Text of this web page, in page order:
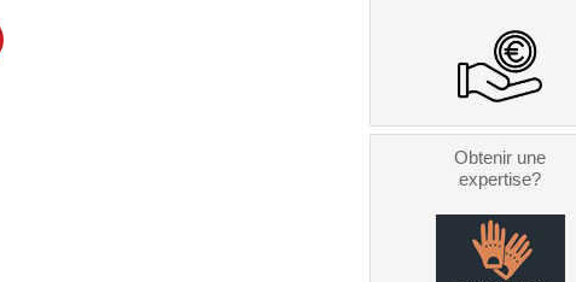
Obtenir une
expertise?